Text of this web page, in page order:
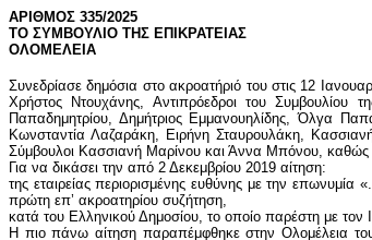
ΑΡΙΘΜΟΣ 335/2025
ΤΟ ΣΥΜΒΟΥΛΙΟ ΤΗΣ ΕΠΙΚΡΑΤΕΙΑΣ
ΟΛΟΜΕΛΕΙΑ
Συνεδρίασε δημόσια στο ακροατήριό του στις 12
Χρήστος Ντουχάνης, Αντιπρόεδροι του
Παπαδημητρίου, Δημήτριος Εμμανουηλίδης, Όλγα
Κωνσταντία Λαζαράκη, Ειρήνη Σταυρουλάκη,
Σύμβουλοι Κασσιανή Μαρίνου και Άννα Μπόνου,
Για να δικάσει την από 2 Δεκεμβρίου 2019 αίτηση:
της εταιρείας περιορισμένης ευθύνης με την
πρώτη επ’ ακροατηρίου συζήτηση,
κατά του Ελληνικού Δημοσίου, το οποίο παρέστη με
Η πιο πάνω αίτηση παραπέμφθηκε στην Ολομέλεια